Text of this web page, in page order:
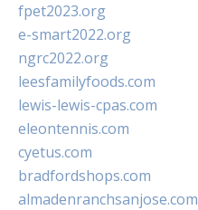
fpet2023.org
e-smart2022.org
ngrc2022.org
leesfamilyfoods.com
lewis-lewis-cpas.com
eleontennis.com
cyetus.com
bradfordshops.com
almadenranchsanjose.com